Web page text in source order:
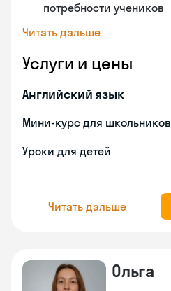
потребности учеников
Читать дальше
Услуги и цены
Английский язык
Мини-курс для школьников
Уроки для детей
Читать дальше
Ольга